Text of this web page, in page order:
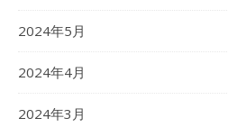
2024年5月
2024年4月
2024年3月